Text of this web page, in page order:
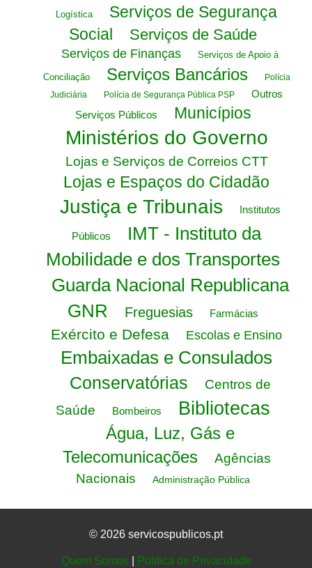
Logística
Serviços de Segurança
Social
Serviços de Saúde
Serviços de Finanças Serviços de Apoio à
Conciliação Serviços Bancários
Polícia
Judiciária
Polícia de Segurança Pública PSP
Outros
Serviços Públicos
Municípios
Ministérios do Governo
Lojas e Serviços de Correios CTT
Lojas e Espaços do Cidadão
Justiça e Tribunais Institutos
Públicos
IMT - Instituto da
Mobilidade e dos Transportes
Guarda Nacional Republicana
GNR
Freguesias Farmácias
Exército e Defesa Escolas e Ensino
Embaixadas e Consulados
Conservatórias
Centros de
Saúde
Bombeiros Bibliotecas
Água, Luz, Gás e
Telecomunicações
Agências
Nacionais
Administração Pública
© 2026 servicospublicos.pt
Quem Somos| Politica de Privacidade